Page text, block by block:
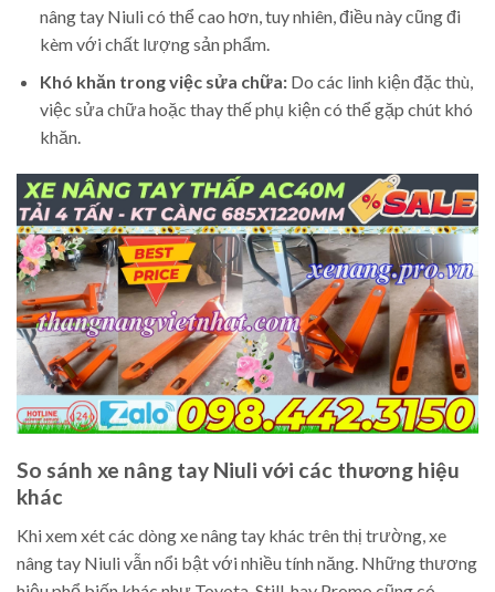
nâng tay Niuli có thể cao hơn, tuy nhiên, điều này cũng đi
kèm với chất lượng sản phẩm.
Khó khăn trong việc sửa chữa:Do các linh kiện đặc thù,
việc sửa chữa hoặc thay thế phụ kiện có thể gặp chút khó
khăn.
So sánh xe nâng tay Niuli với các thương hiệu
khác
Khi xem xét các dòng xe nâng tay khác trên thị trường, xe
nâng tay Niuli vẫn nổi bật với nhiều tính năng. Những thương